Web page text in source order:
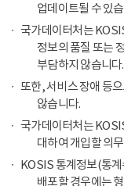
업데이트될 수 있
국가데이터처는
정보의 품질 또는
부담하지 않습니다.
또한, 서비스 장애 등
않습니다.
국가데이터처는
대하여 개입할 의
KOSIS 통계정보(통
배포할 경우에는